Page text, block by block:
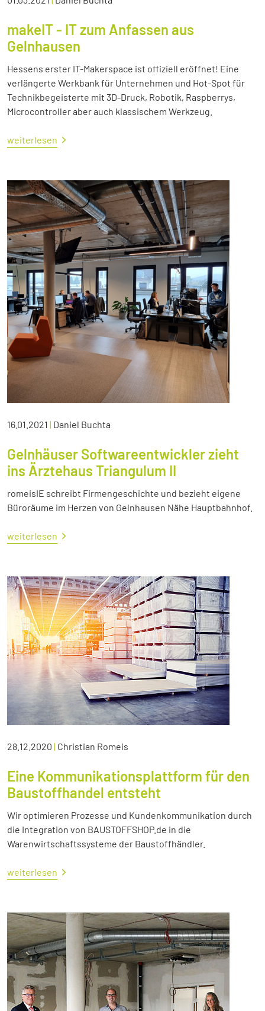
makeIT - IT zum Anfassen aus
Gelnhausen
Hessens erster IT-Makerspace ist offiziell eröffnet! Eine
verlängerte Werkbank für Unternehmen und Hot-Spot für
Technikbegeisterte mit 3D-Druck, Robotik, Raspberrys,
Microcontroller aber auch klassischem Werkzeug.
weiterlesen
16.01.2021 | Daniel Buchta
Gelnhäuser Softwareentwickler zieht
ins Ärztehaus Triangulum II
romeisIE schreibt Firmengeschichte und bezieht eigene
Büroräume im Herzen von Gelnhausen Nähe Hauptbahnhof.
weiterlesen
28.12.2020 | Christian Romeis
Eine Kommunikationsplattform für den
Baustoffhandel entsteht
Wir optimieren Prozesse und Kundenkommunikation durch
die Integration von BAUSTOFFSHOP.de in die
Warenwirtschaftssysteme der Baustoffhändler.
weiterlesen